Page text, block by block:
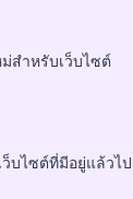
สำหรับเว็บไซต์
บไซต์ที่มีอยู่แล้วไ